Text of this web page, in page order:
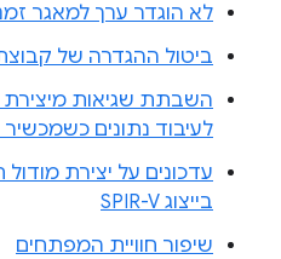
לא הוגדר ערך למאגר
ביטול ההגדרה של
השבתת שגיאות מיצירת
לעיבוד נתונים
בייצוג SPIR-V
שיפור חוויית המפתחים